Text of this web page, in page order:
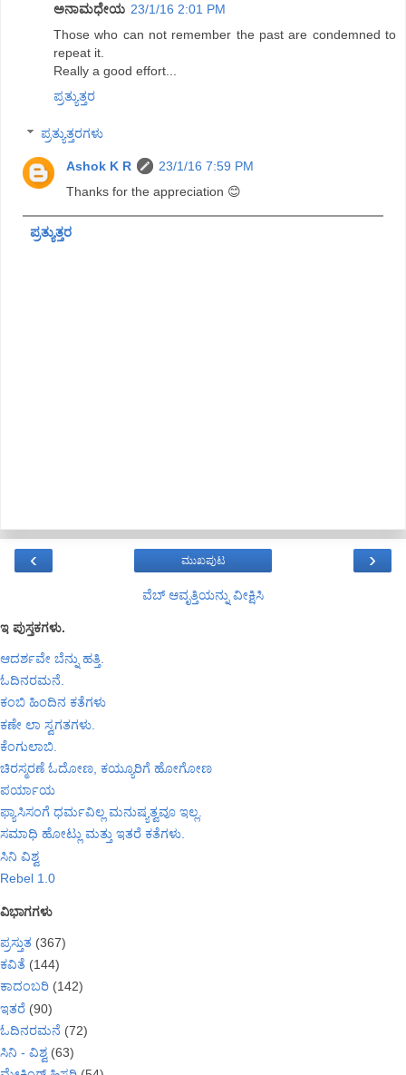
ಅನಾಮಧೇಯ 23/1/16 2:01 PM
Those who can not remember the past are condemned to
repeat it.
Really a good effort...
ಪ್ರತ್ಯುತ್ತರ
ಪ್ರತ್ಯುತ್ತರಗಳು
Ashok K R
23/1/16 7:59 PM
Thanks for the appreciation 😊
ಪ್ರತ್ಯುತ್ತರ
‹ ›
ಮುಖಪುಟ
ವೆಬ್‌ ಆವೃತ್ತಿಯನ್ನು ವೀಕ್ಷಿಸಿ
ಇ ಪುಸ್ತಕಗಳು.
ಆದರ್ಶವೇ ಬೆನ್ನು ಹತ್ತಿ.
ಓದಿನರಮನೆ.
ಕಂಬಿ ಹಿಂದಿನ ಕತೆಗಳು
ಕಣೇ ಲಾ ಸ್ವಗತಗಳು.
ಕೆಂಗುಲಾಬಿ.
ಚಿರಸ್ಮರಣೆ ಓದೋಣ, ಕಯ್ಯೂರಿಗೆ ಹೋಗೋಣ
ಪರ್ಯಾಯ
ಫ್ಯಾಸಿಸಂಗೆ ಧರ್ಮವಿಲ್ಲ ಮನುಷ್ಯತ್ವವೂ ಇಲ್ಲ.
ಸಮಾಧಿ ಹೋಟ್ಲು ಮತ್ತು ಇತರೆ ಕತೆಗಳು.
ಸಿನಿ ವಿಶ್ವ
Rebel 1.0
ವಿಭಾಗಗಳು
ಪ್ರಸ್ತುತ (367)
ಕವಿತೆ (144)
ಕಾದಂಬರಿ (142)
ಇತರೆ (90)
ಓದಿನರಮನೆ (72)
ಸಿನಿ - ವಿಶ್ವ (63)